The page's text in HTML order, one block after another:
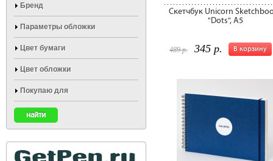
Скетчбук Unicorn
"Dots", А5
В корзину
489 р. 345 р.
Бренд
Параметры обложки
Цвет бумаги
Цвет обложки
Покупаю для